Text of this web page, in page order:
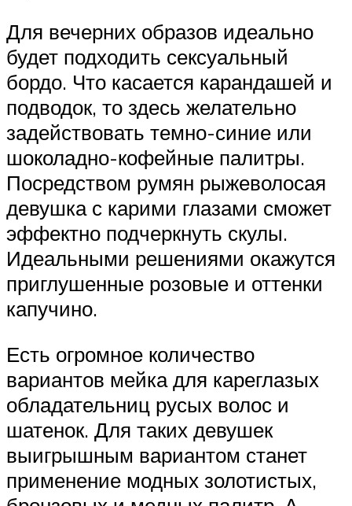
Для вечерних образов идеально
будет подходить сексуальный
бордо. Что касается карандашей и
подводок, то здесь желательно
задействовать темно-синие или
шоколадно-кофейные палитры.
Посредством румян рыжеволосая
девушка с карими глазами сможет
эффектно подчеркнуть скулы.
Идеальными решениями окажутся
приглушенные розовые и оттенки
капучино.
Есть огромное количество
вариантов мейка для кареглазых
обладательниц русых волос и
шатенок. Для таких девушек
выигрышным вариантом станет
применение модных золотистых,